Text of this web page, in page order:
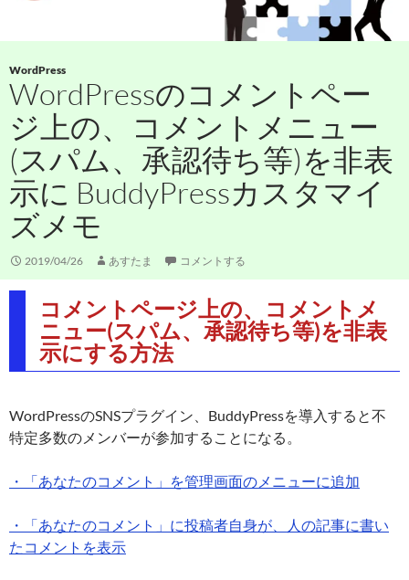
WordPress
WordPressのコメントペー
ジ上の、コメントメニュー
(スパム、承認待ち等)を非表
示に BuddyPressカスタマイ
ズメモ
2019/04/26 あすたま コメントする
コメントページ上の、コメントメ
ニュー(スパム、承認待ち等)を非表
示にする方法
WordPressのSNSプラグイン、BuddyPressを導入すると不
特定多数のメンバーが参加することになる。
・「あなたのコメント」を管理画面のメニューに追加
・「あなたのコメント」に投稿者自身が、人の記事に書い
たコメントを表示